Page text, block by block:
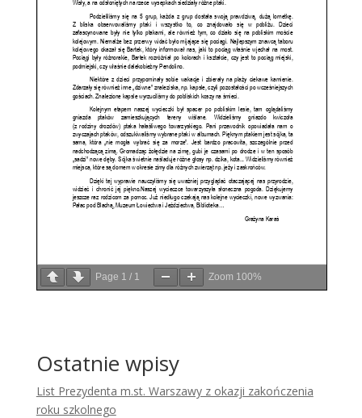
Page 1 / 1 Zoom 100%
Ostatnie wpisy
List Prezydenta m.st. Warszawy z okazji zakończenia
roku szkolnego